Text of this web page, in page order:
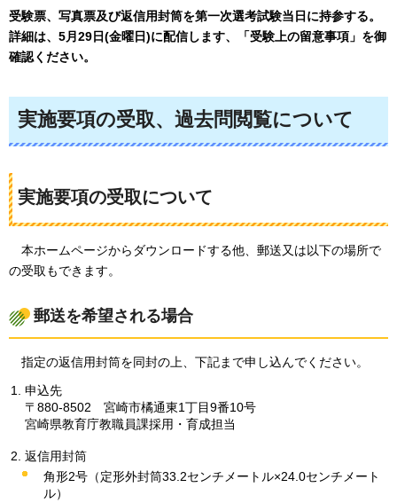
受験票、写真票及び返信用封筒を第一次選考試験当日に持参する。
詳細は、5月29日(金曜日)に配信します、「受験上の留意事項」を御
確認ください。
実施要項の受取、過去問閲覧について
実施要項の受取について
本ホームページからダウンロードする他、郵送又は以下の場所で
の受取もできます。
郵送を希望される場合
指定の返信用封筒を同封の上、下記まで申し込んでください。
申込先
〒880-8502
宮崎市橘通東1丁目9番10号
宮崎県教育庁教職員課採用・育成担当
返信用封筒
角形2号（定形外封筒33.2センチメートル×24.0センチメート
ル）